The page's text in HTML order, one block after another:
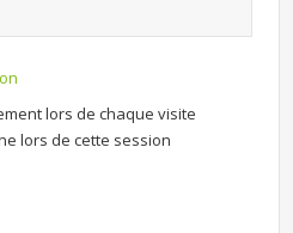
lors de chaque visite
lors de cette session